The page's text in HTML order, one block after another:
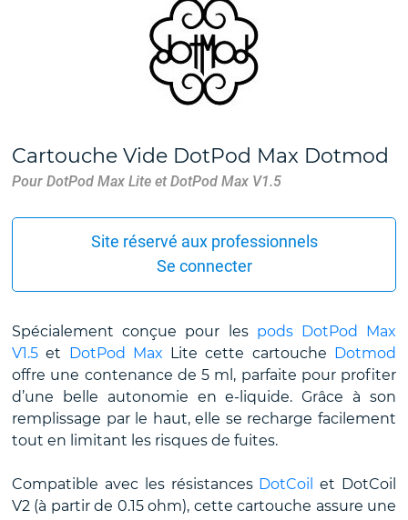
Cartouche Vide DotPod Max Dotmod
Pour DotPod Max Lite et DotPod Max V1.5
Site réservé aux professionnels
Se connecter
Spécialement conçue pour les pods DotPod Max
V1.5 et DotPod Max Lite cette cartouche Dotmod
offre une contenance de 5 ml, parfaite pour profiter
d’une belle autonomie en e-liquide. Grâce à son
remplissage par le haut, elle se recharge facilement
tout en limitant les risques de fuites.
Compatible avec les résistances DotCoil
et DotCoil
V2 (à partir de 0.15 ohm), cette cartouche assure une